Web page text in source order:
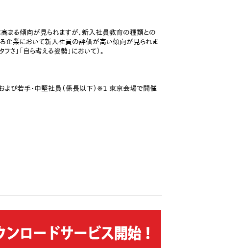
まる傾向が見られますが、新入社員教育の種類との
る企業において新入社員の評価が高い傾向が見られま
」「自ら考える姿勢」において）。
よび若手・中堅社員（係長以下）※1 東京会場で開催